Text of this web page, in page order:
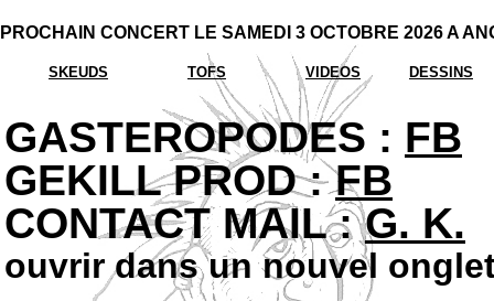
PROCHAIN CONCERT LE SAMEDI 3 OCTOBRE 2026 A
SKEUDS TOFS VIDEOS DESSINS
GASTEROPODES : FB
GEKILL PROD :FB
CONTACT MAIL : G. K.
ouvrir dans un nouvel